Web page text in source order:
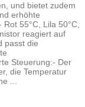
und bietet zudem
erhöhte
55°C, Lila 50°C,
reagiert auf
passt die
Steuerung:- Der
die Temperatur
...